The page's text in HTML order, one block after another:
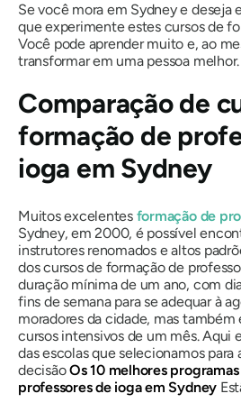
Se você mora em Sydney e deseja
que experimente estes cursos de
Você pode aprender muito e, ao
transformar em uma pessoa melhor.
Comparação de
formação de
ioga em Sydney
Muitos excelentes formação de
Sydney, em 2000, é possível
instrutores renomados e altos
dos cursos de formação de
duração mínima de um ano, com
fins de semana para se adequar à
moradores da cidade, mas também
cursos intensivos de um mês. Aqui
das escolas que selecionamos para
decisãoOs 10 melhores
professores de ioga em Sydney